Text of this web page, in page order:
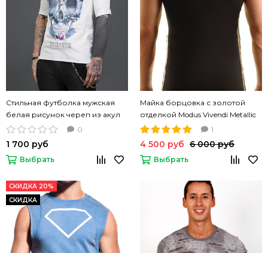
Стильная футболка мужская
белая рисунок череп из акул
SB ДССВ-1037
0
1 700 руб
Выбрать
Майка борцовка с золотой
отделкой Modus Vivendi Metallic
черная
1
4 500 руб 6 000 руб
Выбрать
СКИДКА 20%
СКИДКА